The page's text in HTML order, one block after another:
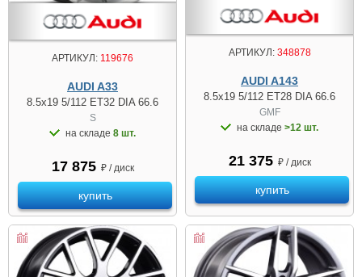
АРТИКУЛ: 119676
AUDI A33
8.5x19 5/112 ET32 DIA 66.6
S
на складе 8 шт.
17 875 ₽ / диск
купить
АРТИКУЛ:348878
AUDI A143
8.5x19 5/112 ET28 DIA 66.6
GMF
на складе >12 шт.
21 375 ₽ / диск
купить